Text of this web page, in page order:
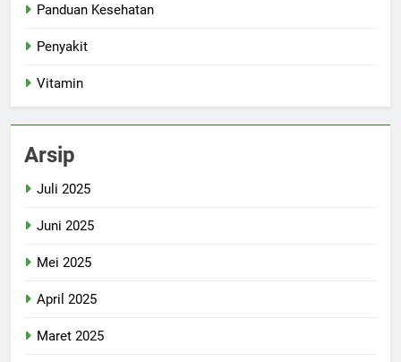
Panduan Kesehatan
Penyakit
Vitamin
Arsip
Juli 2025
Juni 2025
Mei 2025
April 2025
Maret 2025